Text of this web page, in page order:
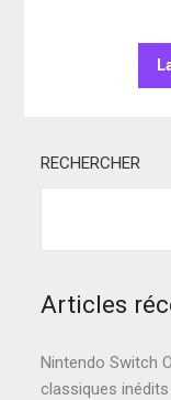
RECHERCHER
Articles
Nintendo Switch
classiques inédits